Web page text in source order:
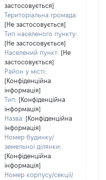
застосовується]
Територіальна громада:
[Не застосовується]
Тип населеного пункту:
[Не застосовується]
Населений пункт: [Не
застосовується]
Район у місті:
[Конфіденційна
інформація]
Тип: [Конфіденційна
інформація]
Назва: [Конфіденційна
інформація]
Номер будинку/
земельної ділянки:
[Конфіденційна
інформація]
Номер корпусу/секції/